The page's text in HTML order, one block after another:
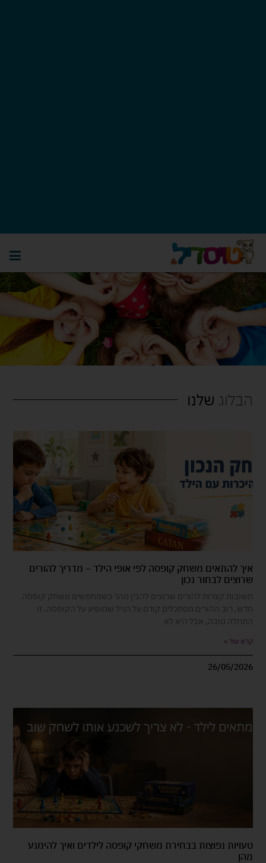
הבלוג שלנו
איך להתאים משחק קופסה לפי אופי הילד – מדריך להורים
שרוצים לבחור נכון
תשובות קצרות להורים שרוצים להבין מהר כשמחפשים משחק קופסה
חדש, רוב ההורים מסתכלים קודם על הגיל שמופיע על הקופסה. זו
התחלה טובה, אבל היא לא
קרא עוד »
26/05/2026
טעויות נפוצות בבחירת משחקי קופסה לילדים ואיך להימנע
מהן